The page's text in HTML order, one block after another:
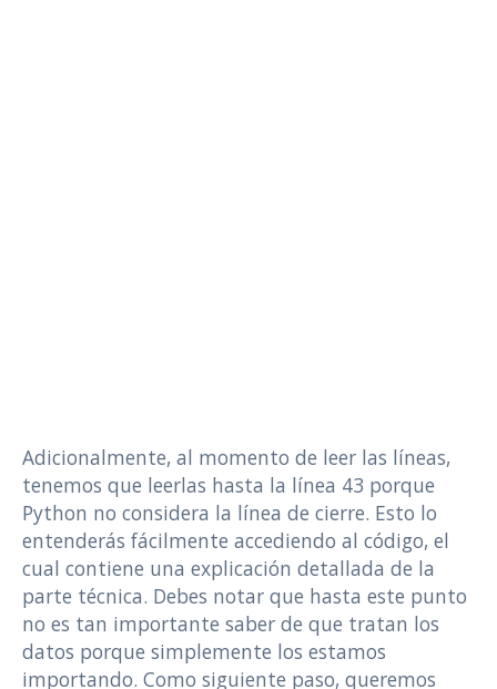
Adicionalmente, al momento de leer las líneas,
tenemos que leerlas hasta la línea 43 porque
Python no considera la línea de cierre. Esto lo
entenderás fácilmente accediendo al código, el
cual contiene una explicación detallada de la
parte técnica. Debes notar que hasta este punto
no es tan importante saber de que tratan los
datos porque simplemente los estamos
importando. Como siguiente paso, queremos